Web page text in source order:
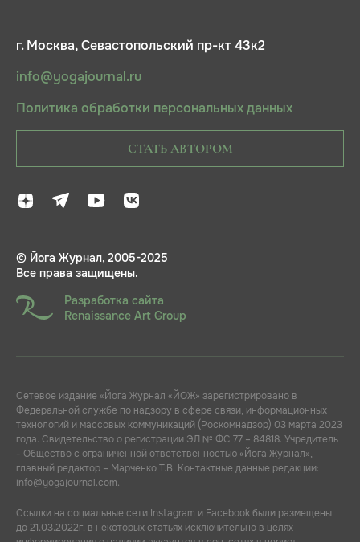
г. Москва, Севастопольский пр-кт 43к2
info@yogajournal.ru
Политика обработки персональных данных
СТАТЬ АВТОРОМ
© Йога Журнал, 2005-2025
Все права защищены.
Разработка сайта
Renaissance Art Group
Сетевое издание «Йога Журнал «ЙОЖ» зарегистрировано в
Федеральной службе по надзору в сфере связи, информационных
технологий и массовых коммуникаций (Роскомнадзор) 03 марта 2023
года. Свидетельство о регистрации ЭЛ № ФС 77 – 84818. Учредитель
- Общество с ограниченной ответственностью «Йога Журнал»,
главный редактор – Марченко Т.В. Контактные данные редакции:
info@yogajournal.com.
Ссылки на социальные сети Instagram и Facebook были размещены
до 21.03.2022г. в некоторых статьях исключительно в целях